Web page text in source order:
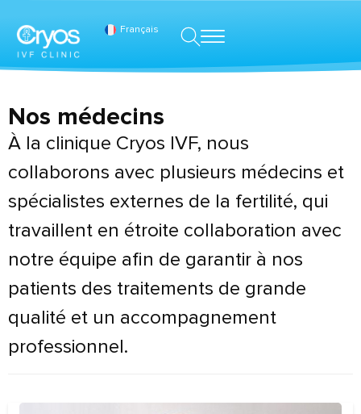
Français
Nos médecins
À la clinique Cryos IVF, nous
collaborons avec plusieurs médecins et
spécialistes externes de la fertilité, qui
travaillent en étroite collaboration avec
notre équipe afin de garantir à nos
patients des traitements de grande
qualité et un accompagnement
professionnel.